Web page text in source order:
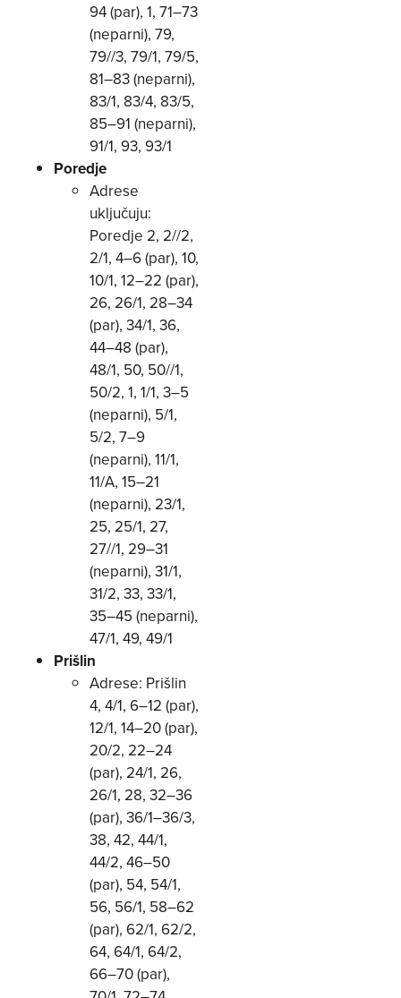
94 (par), 1, 71–73
(neparni), 79,
79//3, 79/1, 79/5,
81–83 (neparni),
83/1, 83/4, 83/5,
85–91 (neparni),
91/1, 93, 93/1
Poredje
Adrese
uključuju:
Poredje 2, 2//2,
2/1, 4–6 (par), 10,
10/1, 12–22 (par),
26, 26/1, 28–34
(par), 34/1, 36,
44–48 (par),
48/1, 50, 50//1,
50/2, 1, 1/1, 3–5
(neparni), 5/1,
5/2, 7–9
(neparni), 11/1,
11/A, 15–21
(neparni), 23/1,
25, 25/1, 27,
27//1, 29–31
(neparni), 31/1,
31/2, 33, 33/1,
35–45 (neparni),
47/1, 49, 49/1
Prišlin
Adrese: Prišlin
4, 4/1, 6–12 (par),
12/1, 14–20 (par),
20/2, 22–24
(par), 24/1, 26,
26/1, 28, 32–36
(par), 36/1–36/3,
38, 42, 44/1,
44/2, 46–50
(par), 54, 54/1,
56, 56/1, 58–62
(par), 62/1, 62/2,
64, 64/1, 64/2,
66–70 (par),